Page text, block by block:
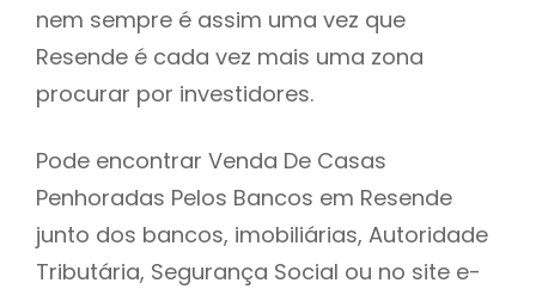
nem sempre é assim uma vez que
Resende é cada vez mais uma zona
procurar por investidores.
Pode encontrar Venda De Casas
Penhoradas Pelos Bancos em Resende
junto dos bancos, imobiliárias, Autoridade
Tributária, Segurança Social ou no site e-